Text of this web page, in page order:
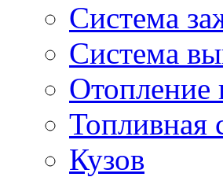
Система
Система
Отопление
Топливная
Кузов